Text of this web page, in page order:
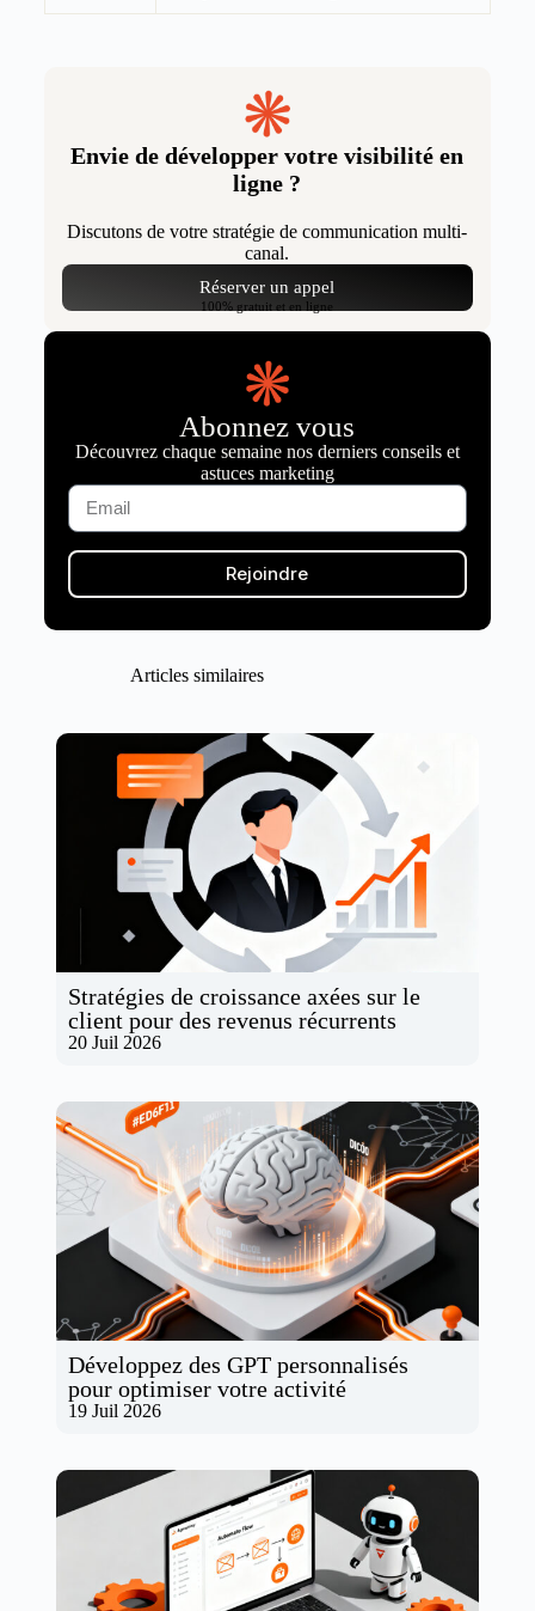
Envie de développer votre visibilité en
ligne ?
Discutons de votre stratégie de communication multi-
canal.
Réserver un appel
100% gratuit et en ligne
Abonnez vous
Découvrez chaque semaine nos derniers conseils et
astuces marketing
Rejoindre
Articles similaires
Stratégies de croissance axées sur le
client pour des revenus récurrents
20 Juil 2026
Développez des GPT personnalisés
pour optimiser votre activité
19 Juil 2026